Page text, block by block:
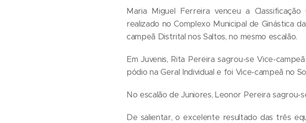
Maria Miguel Ferreira venceu a
realizado no Complexo Municipal de Ginástica
campeã Distrital nos Saltos, no mesmo escalão.
Em Juvenis, Rita Pereira sagrou-se Vice-
pódio na Geral Individual e foi Vice-campeã no
No escalão de Juniores, Leonor Pereira sagrou-
De salientar, o excelente resultado das três